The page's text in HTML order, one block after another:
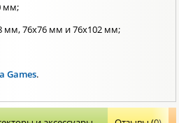
мм;
мм, 76х76 мм и 76х102 мм;
Games.